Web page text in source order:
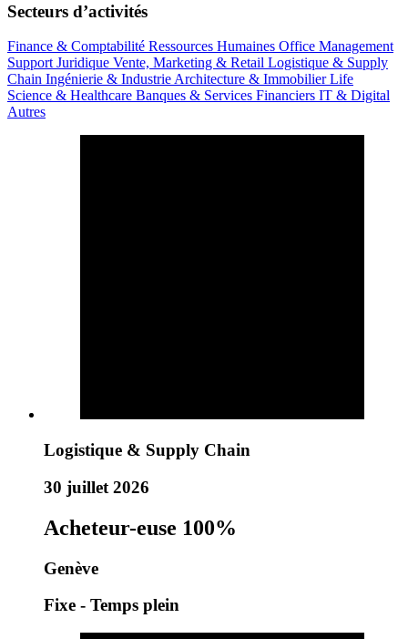
Secteurs d’activités
Finance & Comptabilité Ressources Humaines Office Management
SupportJuridique Vente, Marketing & Retail Logistique & Supply
Chain Ingénierie & IndustrieArchitecture & ImmobilierLife
Science & Healthcare Banques & Services Financiers IT & Digital
Autres
Logistique & Supply Chain
30 juillet 2026
Acheteur-euse 100%
Genève
Fixe - Temps plein